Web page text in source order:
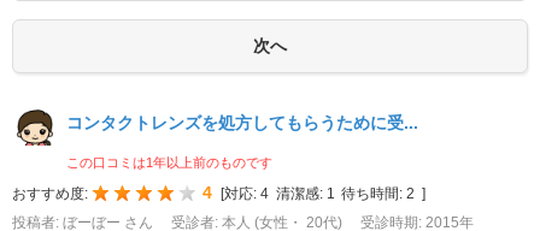
コンタクトレンズを処方してもらうために受...
この口コミは1年以上前のものです
おすすめ度: 4 [対応: 4 清潔感: 1 待ち時間: 2 ]
投稿者: ぼーぼー さん
受診者: 本人 (女性・ 20代) 受診時期: 2015年